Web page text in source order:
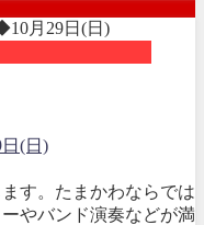
(日)
す。たまかわならでは
やバンド演奏などが満